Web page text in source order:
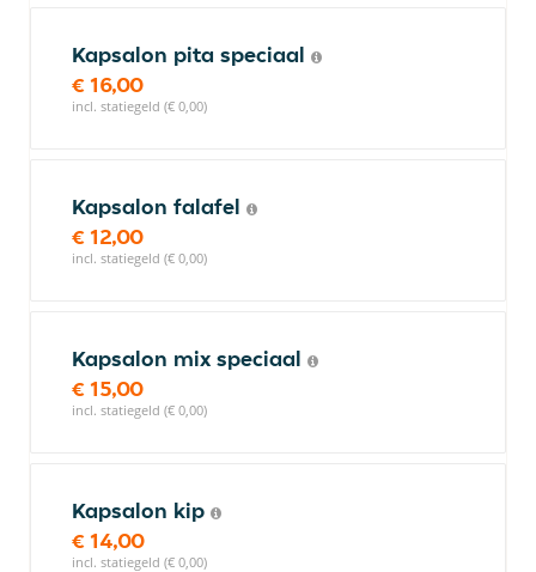
Kapsalon pita speciaal
€ 16,00
incl. statiegeld (€ 0,00)
Kapsalon falafel
€ 12,00
incl. statiegeld (€ 0,00)
Kapsalon mix speciaal
€ 15,00
incl. statiegeld (€ 0,00)
Kapsalon kip
€ 14,00
incl. statiegeld (€ 0,00)